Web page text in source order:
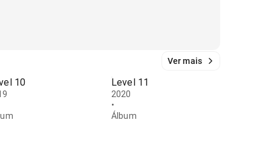
Ver mais
10 Level 11
2020
•
Álbum